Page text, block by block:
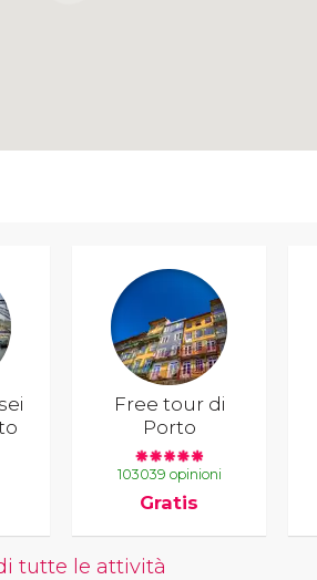
Free tour di
Porto
103039 opinioni
Gratis
tutte le attività